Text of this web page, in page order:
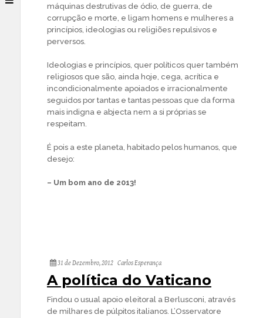
máquinas destrutivas de ódio, de guerra, de
corrupção e morte, e ligam homens e mulheres a
princípios, ideologias ou religiões repulsivos e
perversos.
Ideologias e princípios, quer políticos quer também
religiosos que são, ainda hoje, cega, acrítica e
incondicionalmente apoiados e irracionalmente
seguidos por tantas e tantas pessoas que da forma
mais indigna e abjecta nem a si próprias se
respeitam.
É pois a este planeta, habitado pelos humanos, que
desejo:
– Um bom ano de 2013!
31 de Dezembro, 2012 Carlos Esperança
A política do Vaticano
Findou o usual apoio eleitoral a Berlusconi, através
de milhares de púlpitos italianos. L’Osservatore